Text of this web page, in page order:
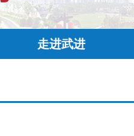
走进武进